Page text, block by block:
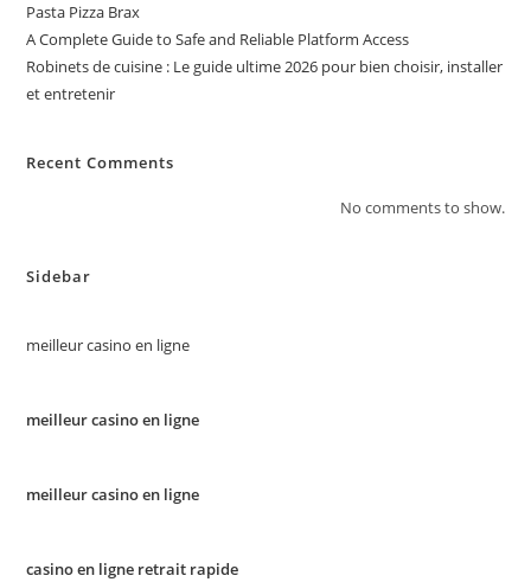
Pasta Pizza Brax
A Complete Guide to Safe and Reliable Platform Access
Robinets de cuisine : Le guide ultime 2026 pour bien choisir, installer
et entretenir
Recent Comments
No comments to show.
Sidebar
meilleur casino en ligne
meilleur casino en ligne
meilleur casino en ligne
casino en ligne retrait rapide